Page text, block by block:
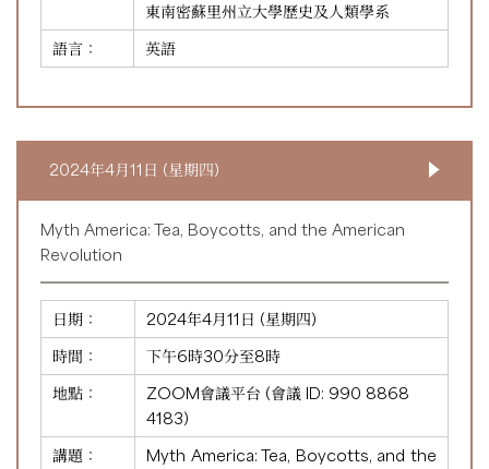
東南密蘇里州立大學歷史及人類學系
語言：
英語
2024年4月11日 (星期四)
Myth America: Tea, Boycotts, and the American
Revolution
日期：
2024年4月11日 (星期四)
時間：
下午6時30分至8時
地點：
ZOOM會議平台 (會議 ID: 990 8868
4183)
講題：
Myth America: Tea, Boycotts, and the